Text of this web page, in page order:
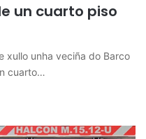
un cuarto piso
xullo unha veciña do Barco
cuarto…